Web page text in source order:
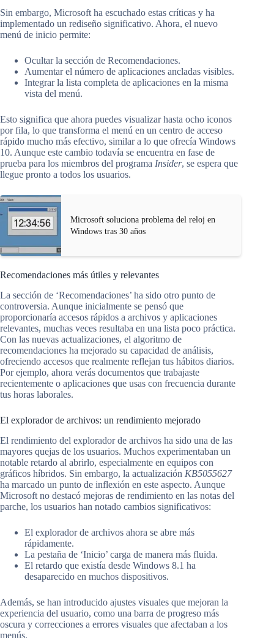
Sin embargo, Microsoft ha escuchado estas críticas y ha
implementado un rediseño significativo. Ahora, el nuevo
menú de inicio permite:
Ocultar la sección de Recomendaciones.
Aumentar el número de aplicaciones ancladas visibles.
Integrar la lista completa de aplicaciones en la misma
vista del menú.
Esto significa que ahora puedes visualizar hasta ocho iconos
por fila, lo que transforma el menú en un centro de acceso
rápido mucho más efectivo, similar a lo que ofrecía Windows
10. Aunque este cambio todavía se encuentra en fase de
prueba para los miembros del programa Insider, se espera que
llegue pronto a todos los usuarios.
Microsoft soluciona problema del reloj en
Windows tras 30 años
Recomendaciones más útiles y relevantes
La sección de ‘Recomendaciones’ ha sido otro punto de
controversia. Aunque inicialmente se pensó que
proporcionaría accesos rápidos a archivos y aplicaciones
relevantes, muchas veces resultaba en una lista poco práctica.
Con las nuevas actualizaciones, el algoritmo de
recomendaciones ha mejorado su capacidad de análisis,
ofreciendo accesos que realmente reflejan tus hábitos diarios.
Por ejemplo, ahora verás documentos que trabajaste
recientemente o aplicaciones que usas con frecuencia durante
tus horas laborales.
El explorador de archivos: un rendimiento mejorado
El rendimiento del explorador de archivos ha sido una de las
mayores quejas de los usuarios. Muchos experimentaban un
notable retardo al abrirlo, especialmente en equipos con
gráficos híbridos. Sin embargo, la actualización KB5055627
ha marcado un punto de inflexión en este aspecto. Aunque
Microsoft no destacó mejoras de rendimiento en las notas del
parche, los usuarios han notado cambios significativos:
El explorador de archivos ahora se abre más
rápidamente.
La pestaña de ‘Inicio’ carga de manera más fluida.
El retardo que existía desde Windows 8.1 ha
desaparecido en muchos dispositivos.
Además, se han introducido ajustes visuales que mejoran la
experiencia del usuario, como una barra de progreso más
oscura y correcciones a errores visuales que afectaban a los
menús.